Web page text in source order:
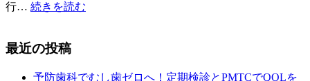
行… 続きを読む
最近の投稿
予防歯科でむし歯ゼロへ！定期検診とPMTCでQOLを